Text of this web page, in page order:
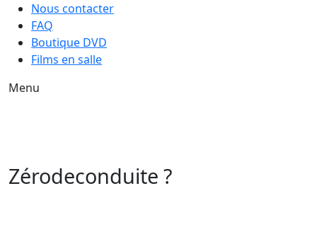
Nous contacter
FAQ
Boutique DVD
Films en salle
Menu
Zérodeconduite ?